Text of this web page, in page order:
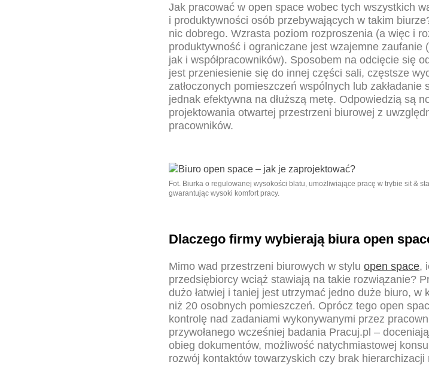
Jak pracować w open space wobec tych wszystkich
i produktywności osób przebywających w takim
nic dobrego. Wzrasta poziom rozproszenia (a więc i
produktywność i ograniczane jest wzajemne zaufanie
jak i współpracowników). Sposobem na odcięcie się
jest przeniesienie się do innej części sali, częstsze
zatłoczonych pomieszczeń wspólnych lub
jednak efektywna na dłuższą metę. Odpowiedzią są
projektowania otwartej przestrzeni biurowej z
pracowników.
Fot. Biurka o regulowanej wysokości blatu, umożliwiające pracę w trybie sit &
gwarantując wysoki komfort pracy.
Dlaczego firmy wybierają biura open
Mimo wad przestrzeni biurowych w styluopen space,
przedsiębiorcy wciąż stawiają na takie rozwiązanie?
dużo łatwiej i taniej jest utrzymać jedno duże biuro, w
niż 20 osobnych pomieszczeń. Oprócz tego open
kontrolę nad zadaniami wykonywanymi przez
przywołanego wcześniej badania Pracuj.pl –
obieg dokumentów, możliwość natychmiastowej
rozwój kontaktów towarzyskich czy brak